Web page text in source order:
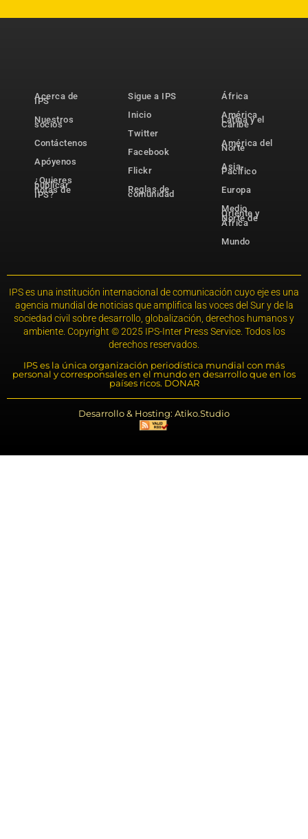
Acerca de
IPS
Nuestros
socios
Contáctenos
Apóyenos
¿Quieres
publicar
notas de
IPS?
Sigue a IPS
Inicio
Twitter
Facebook
Flickr
Reglas de
comunidad
África
América
Latina y el
Caribe
América del
Norte
Asia-
Pacífico
Europa
Medio
Oriente y
Norte de
África
Mundo
IPS es una institución internacional de comunicación cuyo eje es una
agencia mundial de noticias que amplifica las voces del Sur y de la
sociedad civil sobre desarrollo, globalización, derechos humanos y
ambiente. Copyright © 2025 IPS-Inter Press Service. Todos los
derechos reservados.
IPS es la única organización periodística mundial con más
personal y corresponsales en el mundo en desarrollo que en los
países ricos. DONAR
Desarrollo & Hosting: Atiko.Studio